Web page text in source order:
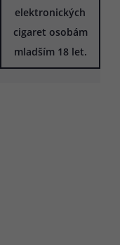
elektronických
cigaret osobám
mladším 18 let.